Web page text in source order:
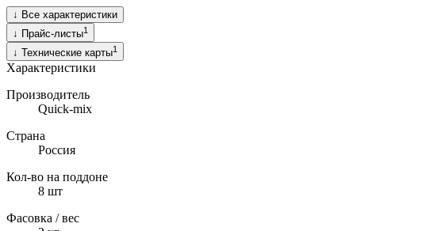
↓ Все характеристики
↓ Прайс-листы1
↓ Технические карты1
Характеристики
Производитель
Quick-mix
Страна
Россия
Кол-во на поддоне
8 шт
Фасовка / вес